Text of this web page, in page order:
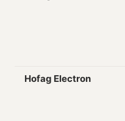
Hofag Electron